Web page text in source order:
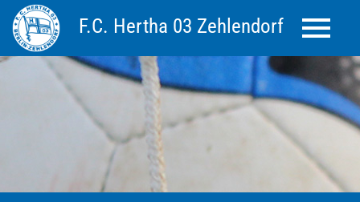
F.C. Hertha 03 Zehlendorf Toggle